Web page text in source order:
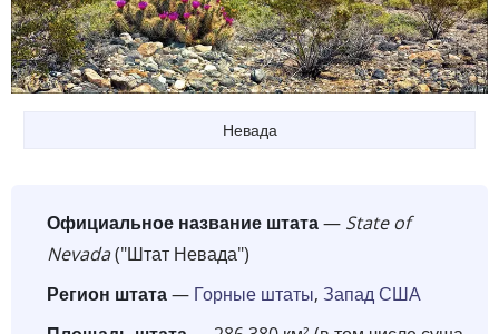
Невада
Официальное название штата— State of
Nevada("Штат Невада")
Регион штата— Горные штаты, Запад США